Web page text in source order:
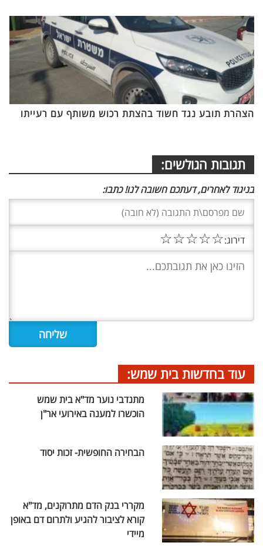
הצהרת תובע נגד חשוד בהצתת רכוש משותף עם רעייתו
תגובות הגולשים:
בניגוד לאחרים, דעתכם חשובה לנו! כתבו:
דירוג:☆
☆
☆
☆
☆
עוד בחדשות בית שמש:
מתנדבי נוער מד"א בית שמש
הוכשרו למענה באירועי אר"ן
הבחירה החופשית- זכות יסוד
מקררי בנק הדם מתרוקנים, מד"א
קורא לציבור להגיע ולתרום דם באופן
מיידי